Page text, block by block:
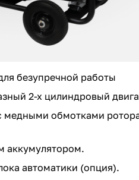
безупречной работы
2-х цилиндровый
медными обмотками
аккумулятором.
автоматики (опция).